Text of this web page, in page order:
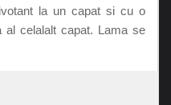
la un capat si cu o
al celalalt capat. Lama se